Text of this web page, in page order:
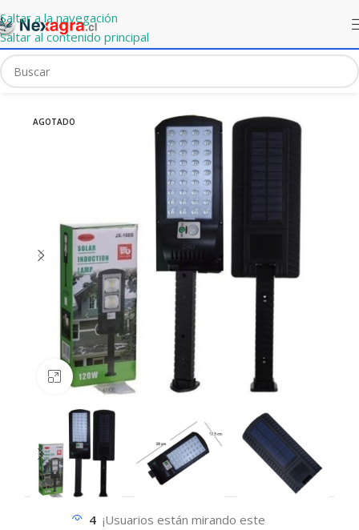
Saltar a la navegación
Saltar al contenido principal
Solar de 120W Tipo Poste – Iluminación Exterior con Sensor PIR
AGOTADO
Haz clic para ampliar
4 ¡Usuarios están mirando este